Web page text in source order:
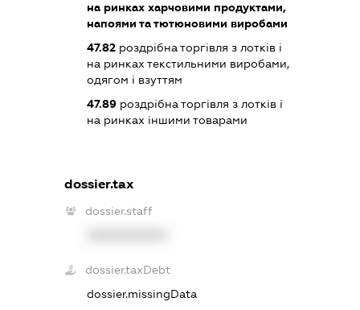
на ринках харчовими продуктами,
напоями та тютюновими виробами
47.82роздрібна торгівля з лотків і
на ринках текстильними виробами,
одягом і взуттям
47.89роздрібна торгівля з лотків і
на ринках іншими товарами
dossier.tax
dossier.staff
dossier.taxDebt
dossier.missingData